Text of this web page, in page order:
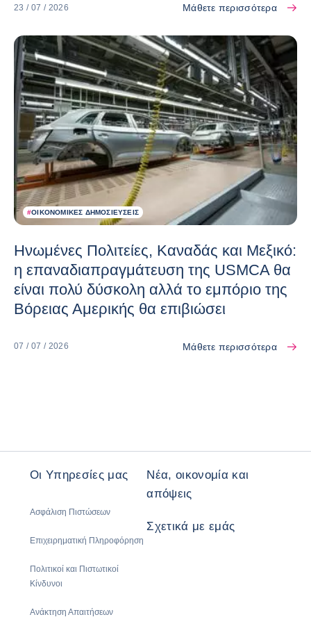
23 / 07 / 2026 Μάθετε περισσότερα
#ΟΙΚΟΝΟΜΙΚΈΣ ΔΗΜΟΣΙΕΎΣΕΙΣ
Ηνωμένες Πολιτείες, Καναδάς και Μεξικό:
η επαναδιαπραγμάτευση της USMCA θα
είναι πολύ δύσκολη αλλά το εμπόριο της
Βόρειας Αμερικής θα επιβιώσει
07 / 07 / 2026 Μάθετε περισσότερα
Οι Υπηρεσίες μας
Ασφάλιση Πιστώσεων
Επιχειρηματική Πληροφόρηση
Πολιτικοί και Πιστωτικοί
Κίνδυνοι
Ανάκτηση Απαιτήσεων
Νέα, οικονομία και
απόψεις
Σχετικά με εμάς